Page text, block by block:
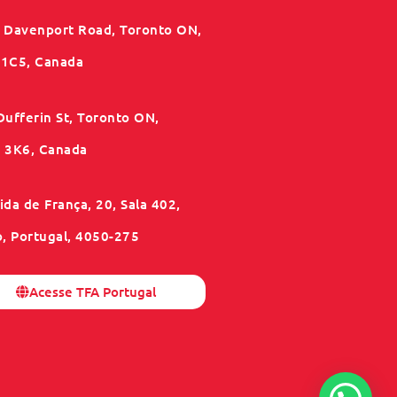
Road, Toronto ON,
Canada
St, Toronto ON,
Canada
de França, 20, Sala 402,
Portugal, 4050-275
Acesse TFA Portugal